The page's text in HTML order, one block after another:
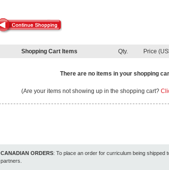
Shopping Cart Items Qty. Price
There are no items in your shopping
(Are your items not showing up in the shopping cart?
CANADIAN ORDERS: To place an order for curriculum being shipped
partners.